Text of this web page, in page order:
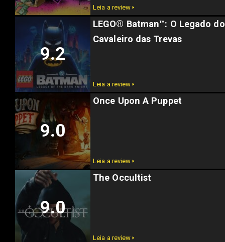
Leia a review 🢒
LEGO® Batman™: O Legado do
Cavaleiro das Trevas
9.2
Leia a review 🢒
Once Upon A Puppet
9.0
Leia a review 🢒
The Occultist
9.0
Leia a review 🢒